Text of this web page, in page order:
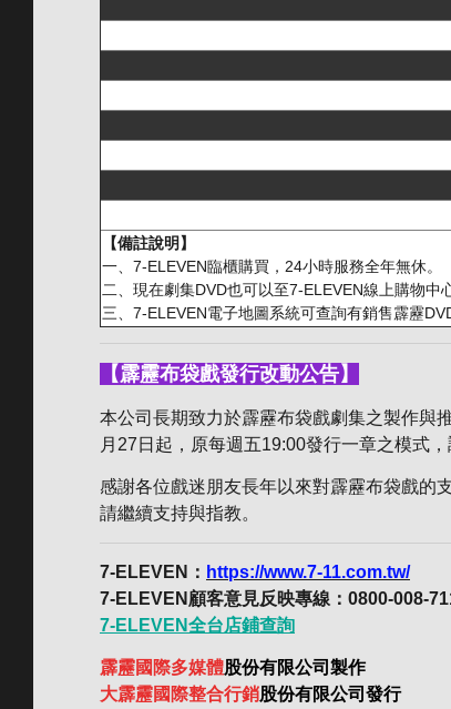
【備註說明】
一、7-ELEVEN臨櫃購買，24小時服務全年無休。
二、現在劇集DVD也可以至7-ELEVEN線上購物中
三、7-ELEVEN電子地圖系統可查詢有銷售霹靂
【霹靂布袋戲發行改動公告】
本公司長期致力於霹靂布袋戲劇集之製作與
月27日起，原每週五19:00發行一章之模式
感謝各位戲迷朋友長年以來對霹靂布袋戲的
請繼續支持與指教。
7-ELEVEN： https://www.7-11.com.tw/
7-ELEVEN顧客意見反映專線：0800-008-
7-ELEVEN全台店鋪查詢
霹靂國際多媒體股份有限公司製作
大霹靂國際整合行銷股份有限公司發行